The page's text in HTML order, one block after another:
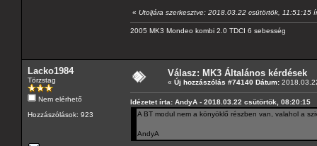
« Utoljára szerkesztve: 2018.03.22 csütörtök, 11:51:15
2005 MK3 Mondeo kombi 2.0 TDCI 6 sebesség
Lacko1984
Törzstag
Nem elérhető
Hozzászólások: 923
Válasz: MK3 Általános kérdések
« Új hozzászólás #74140 Dátum:
Idézetet írta: AndyA - 2018.03.22 csütörtök, 08:20:15
A BT modul nem a könyöklő részben van, valahol a
AndyA